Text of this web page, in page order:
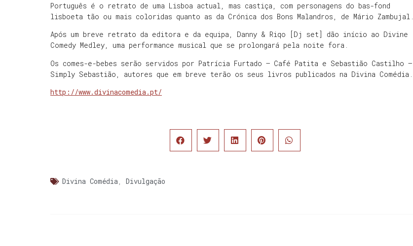
Português é o retrato de uma Lisboa actual, mas castiça, com personagens do bas-fond
lisboeta tão ou mais coloridas quanto as da Crónica dos Bons Malandros, de Mário Zambujal.
Após um breve retrato da editora e da equipa, Danny & Riqo [Dj set] dão início ao Divine
Comedy Medley, uma performance musical que se prolongará pela noite fora.
Os comes-e-bebes serão servidos por Patrícia Furtado – Café Patita e Sebastião Castilho –
Simply Sebastião, autores que em breve terão os seus livros publicados na Divina Comédia.
http://www.divinacomedia.pt/
Divina Comédia, Divulgação